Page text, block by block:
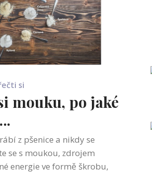
si
mouku, po jaké
z pšenice a nikdy se
se s moukou, zdrojem
energie ve formě škrobu,